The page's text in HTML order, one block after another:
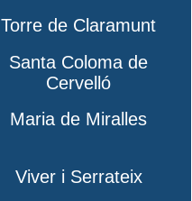
Torre de Claramunt
Santa Coloma de
Cervelló
Maria de Miralles
Viver i Serrateix